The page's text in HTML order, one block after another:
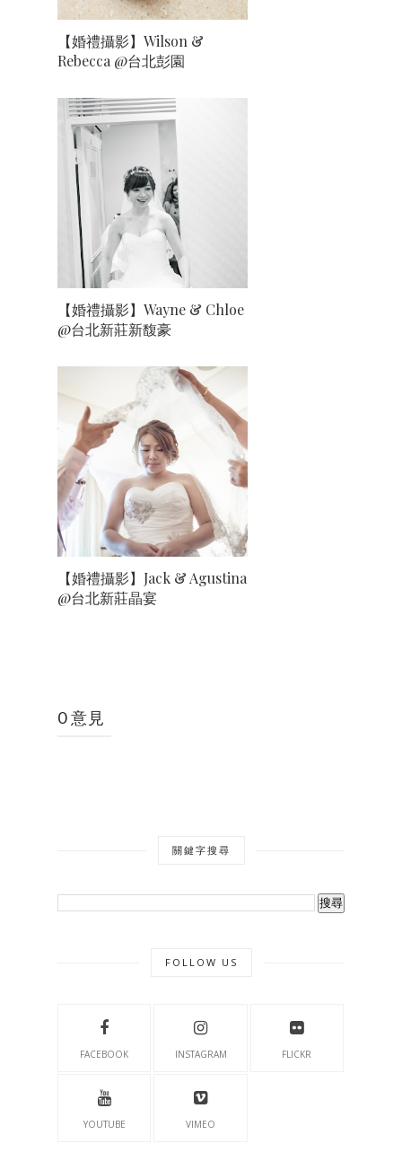
【婚禮攝影】Wilson &
Rebecca @台北彭園
【婚禮攝影】Wayne & Chloe
@台北新莊新馥豪
【婚禮攝影】Jack & Agustina
@台北新莊晶宴
0 意見
關鍵字搜尋
FOLLOW US
FACEBOOK INSTAGRAM FLICKR
YOUTUBE VIMEO